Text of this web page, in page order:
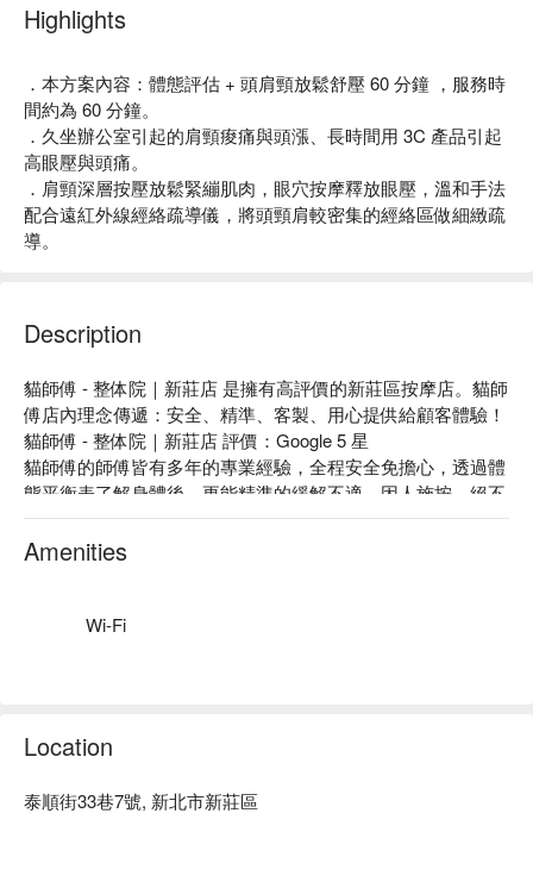
Highlights
．本方案內容：體態評估 + 頭肩頸放鬆舒壓 60 分鐘 ，服務時
間約為 60 分鐘。
．久坐辦公室引起的肩頸痠痛與頭漲、長時間用 3C 產品引起
高眼壓與頭痛。
．肩頸深層按壓放鬆緊繃肌肉，眼穴按摩釋放眼壓，溫和手法
配合遠紅外線經絡疏導儀，將頭頸肩較密集的經絡區做細緻疏
導。
Description
貓師傅 - 整体院｜新莊店 是擁有高評價的新莊區按摩店。貓師
傅店內理念傳遞：安全、精準、客製、用心提供給顧客體驗！
貓師傅 - 整体院｜新莊店 評價：Google 5 星
貓師傅的師傅皆有多年的專業經驗，全程安全免擔心，透過體
態平衡表了解身體後，更能精準的緩解不適，因人施按，絕不
會一套制式手法按所有人，細心觀察受痛程度並作調整，耐心
講解不適原因。
導肩膀僵硬釋壓。
Amenities
Wi-Fi
Location
泰順街33巷7號, 新北市新莊區